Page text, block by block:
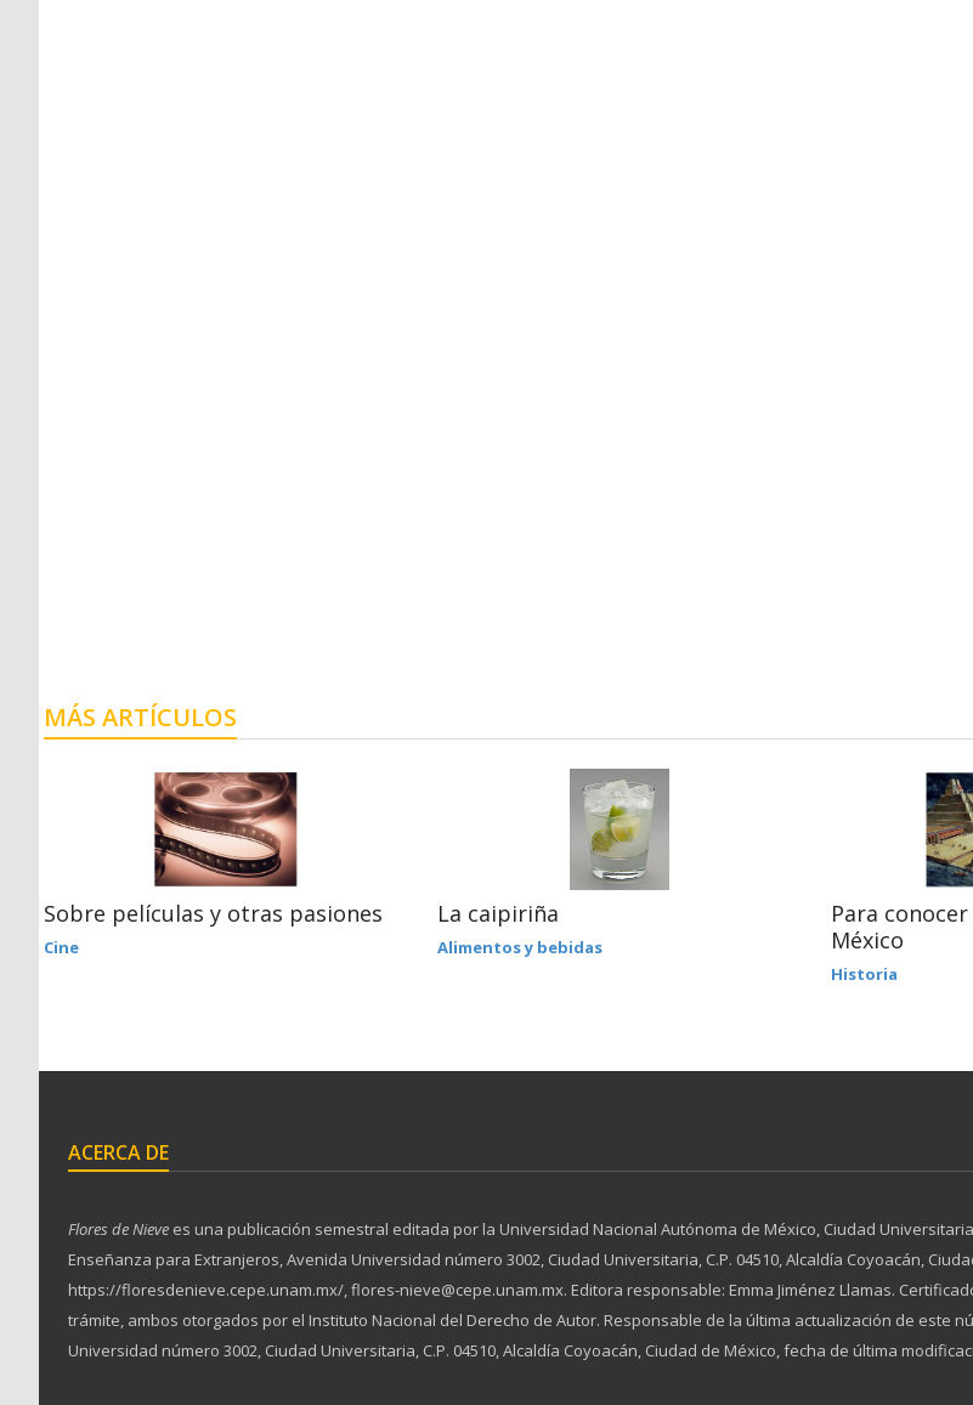
MÁS ARTÍCULOS
Sobre películas y otras pasiones
Cine
La caipiriña
Alimentos y bebidas
Para
México
Historia
ACERCA DE
Flores de Nieve es una publicación semestral editada por la Universidad Nacional Autónoma de México, Ciudad
Enseñanza para Extranjeros, Avenida Universidad número 3002, Ciudad Universitaria, C.P. 04510, Alcaldía Coyoacán,
https://floresdenieve.cepe.unam.mx/, flores-nieve@cepe.unam.mx. Editora responsable: Emma Jiménez Llamas.
trámite, ambos otorgados por el Instituto Nacional del Derecho de Autor. Responsable de la última actualización de este
Universidad número 3002, Ciudad Universitaria, C.P. 04510, Alcaldía Coyoacán, Ciudad de México, fecha de última